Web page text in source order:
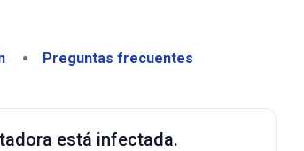
Preguntas frecuentes
está infectada.